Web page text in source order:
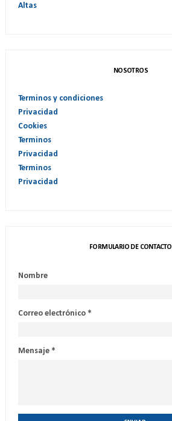
Altas
NOSOTROS
Terminos y condiciones
Privacidad
Cookies
Terminos
Privacidad
Terminos
Privacidad
FORMULARIO DE CONTACTO
Nombre
Correo electrónico *
Mensaje *